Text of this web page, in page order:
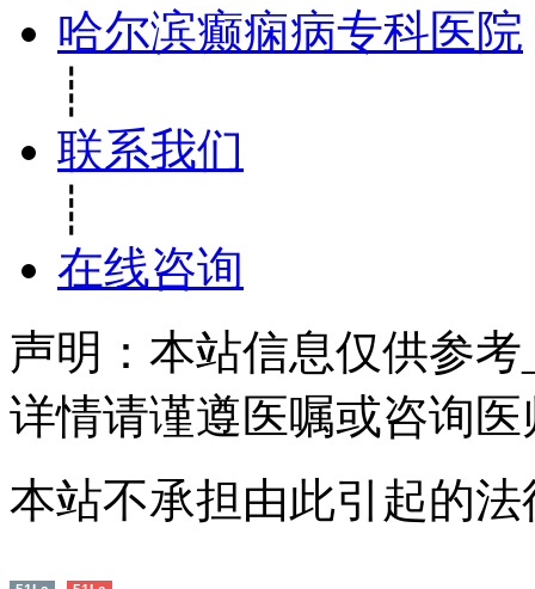
哈尔滨癫痫病专科医院
┊
联系我们
┊
在线咨询
声明：本站信息仅供参
详情请谨遵医嘱或咨询医
本站不承担由此引起的